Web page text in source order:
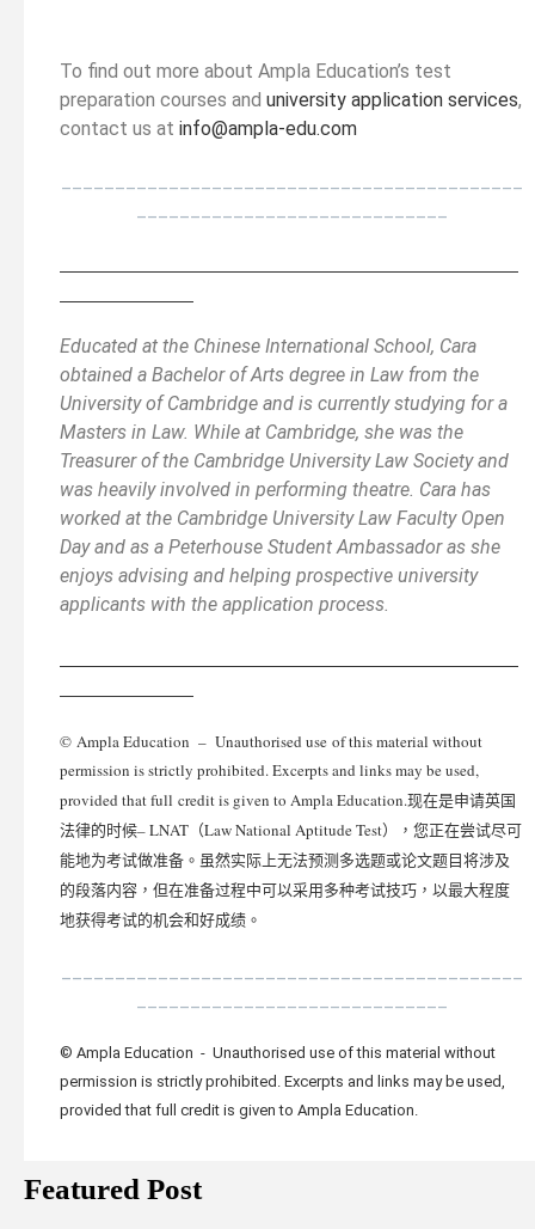
To find out more about Ampla Education’s test
preparation courses and university application services,
contact us at info@ampla-edu.com
Educated at the Chinese International School, Cara
obtained a Bachelor of Arts degree in Law from the
University of Cambridge and is currently studying for a
Masters in Law. While at Cambridge, she was the
Treasurer of the Cambridge University Law Society and
was heavily involved in performing theatre. Cara has
worked at the Cambridge University Law Faculty Open
Day and as a Peterhouse Student Ambassador as she
enjoys advising and helping prospective university
applicants with the application process.
© Ampla Education – Unauthorised use of this material without
permission is strictly prohibited. Excerpts and links may be used,
provided that full credit is given to Ampla Education.现在是申请英国
法律的时候– LNAT（Law National Aptitude Test），您正在尝试尽可
能地为考试做准备。虽然实际上无法预测多选题或论文题目将涉及
的段落内容，但在准备过程中可以采用多种考试技巧，以最大程度
地获得考试的机会和好成绩。
© Ampla Education - Unauthorised use of this material without
permission is strictly prohibited. Excerpts and links may be used,
provided that full credit is given to Ampla Education.
Featured Post